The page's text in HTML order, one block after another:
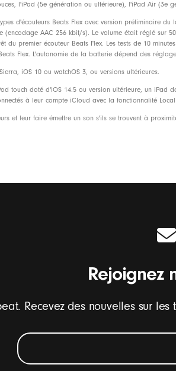
Embouts
Connecteur
Guide de
Carte de
l'iPad (5e génération ou ultérieure), l'iPad Air (3e
d'écouteurs Beats Flex avec version préliminaire
(encodage AAC 256 kbit/s). Le volume était réglé sur
du premier écouteur Beats Flex. Les tests de 10
Flex. L'autonomie de la batterie dépend des
iOS 10 ou watchOS 3, ou versions ultérieures.
touch doté d'iOS 14.5 ou version ultérieure, un
à leur compte iCloud avec la fonctionnalité
et leur faire émettre un son s'ils se trouvent à
Rejoignez
Recevez des nouvelles sur